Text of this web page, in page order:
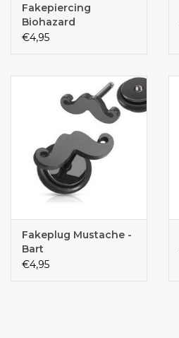
Fakepiercing
Biohazard
€4,95
Fakeplug Mustache -
Bart
€4,95